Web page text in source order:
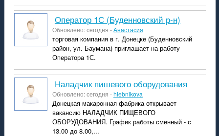
Оператор 1С (Буденновский р-н)
Обновлено: сегодня -Анастасия
торговая компания в г. Донецке (Буденновский
район, ул. Баумана) приглашает на работу
Оператора 1С.
Наладчик пишевого оборудования
Обновлено: сегодня -hlebnikova
Донецкая макаронная фабрика открывает
вакансию НАЛАДЧИК ПИЩЕВОГО
ОБОРУДОВАНИЯ. График работы сменный - с
13.00 до 8.00,...